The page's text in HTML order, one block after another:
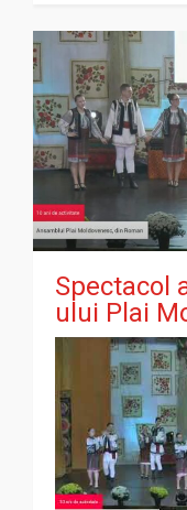
Spectacol
ului Plai